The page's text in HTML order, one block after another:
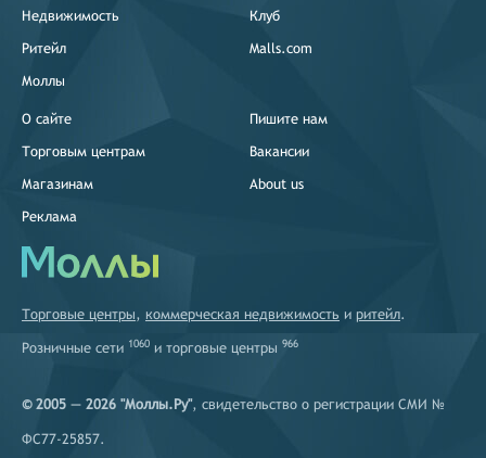
Недвижимость
Ритейл
Моллы
Клуб
Malls.com
О сайте
Торговым центрам
Магазинам
Реклама
Пишите нам
Вакансии
About us
Торговые центры, коммерческая недвижимость и ритейл.
Розничные сети 1060 и торговые центры 966
© 2005 — 2026 "Моллы.Ру", свидетельство о регистрации СМИ №
ФС77-25857.